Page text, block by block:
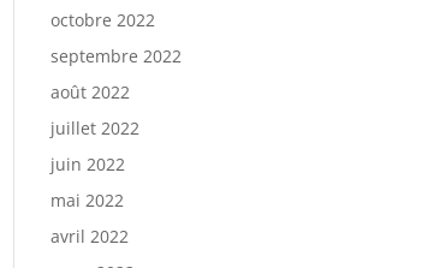
octobre 2022
septembre 2022
août 2022
juillet 2022
juin 2022
mai 2022
avril 2022